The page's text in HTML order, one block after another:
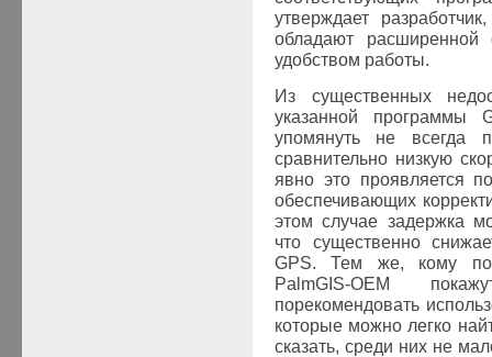
утверждает
обладают
удобством работы.
Из существенных
указанной программы
упомянуть не всегда
сравнительно низкую
явно это проявляется
обеспечивающих
этом случае задержка
что существенно
GPS. Тем же, кому
PalmGIS-OEM
порекомендовать
которые можно легко
сказать, среди них не